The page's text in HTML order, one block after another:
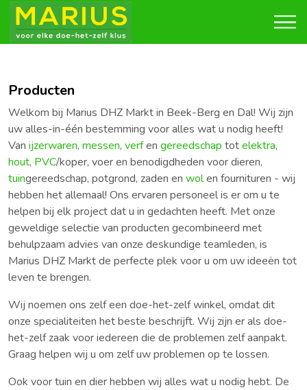
Producten
Welkom bij Marius DHZ Markt in Beek-Berg en Dal! Wij zijn
uw alles-in-één bestemming voor alles wat u nodig heeft!
Van ijzerwaren, messen, verfen gereedschap totelektra,
hout, PVC/koper, voer en benodigdheden voor dieren,
tuingereedschap, potgrond, zaden en wolen fournituren - wij
hebben het allemaal! Ons ervaren personeel is er om u te
helpen bij elk project dat u in gedachten heeft. Met onze
geweldige selectie van producten gecombineerd met
behulpzaam advies van onze deskundige teamleden, is
Marius DHZ Markt de perfecte plek voor u om uw ideeën tot
leven te brengen.
Wij noemen ons zelf een doe-het-zelf winkel, omdat dit
onze specialiteiten het beste beschrijft. Wij zijn er als doe-
het-zelf zaak voor iedereen die de problemen zelf aanpakt.
Graag helpen wij u om zelf uw problemen op te lossen.
Ook voor tuin en dier hebben wij alles wat u nodig hebt. De